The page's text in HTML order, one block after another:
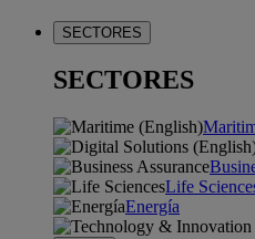
SECTORES
SECTORES
Life
Energía